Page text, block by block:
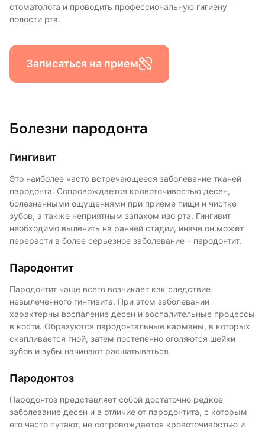
стоматолога и проводить профессиональную гигиену
полости рта.
Записаться на прием
Болезни пародонта
Гингивит
Это наиболее часто встречающееся заболевание тканей
пародонта. Сопровождается кровоточивостью десен,
болезненными ощущениями при приеме пищи и чистке
зубов, а также неприятным запахом изо рта. Гингивит
необходимо вылечить на ранней стадии, иначе он может
перерасти в более серьезное заболевание – пародонтит.
Пародонтит
Пародонтит чаще всего возникает как следствие
невылеченного гингивита. При этом заболевании
характерны воспаление десен и воспалительные процессы
в кости. Образуются пародонтальные карманы, в которых
скапливается гной, затем постепенно оголяются шейки
зубов и зубы начинают расшатываться.
Пародонтоз
Пародонтоз представляет собой достаточно редкое
заболевание десен и в отличие от пародонтита, с которым
его часто путают, не сопровождается кровоточивостью и